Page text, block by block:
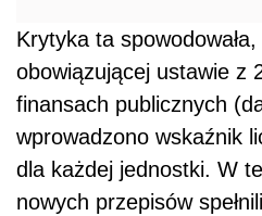
Krytyka ta
obowiązującej ustawie z
finansach publicznych
wprowadzono wskaźnik
dla każdej jednostki. W
nowych przepisów